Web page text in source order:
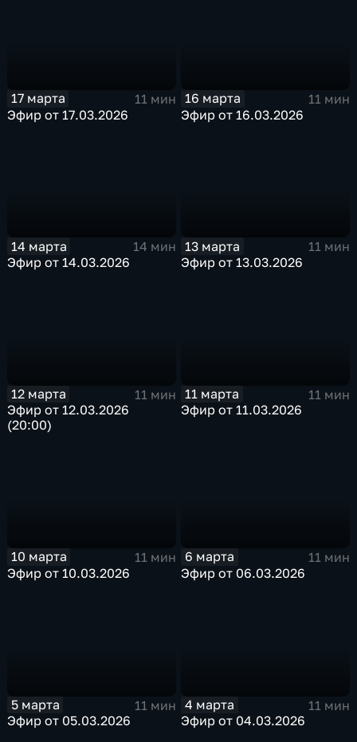
17 марта
11 мин
Эфир от 17.03.2026
16 марта
11 мин
Эфир от 16.03.2026
14 марта
14 мин
Эфир от 14.03.2026
13 марта
11 мин
Эфир от 13.03.2026
12 марта
11 мин
Эфир от 12.03.2026
(20:00)
11 марта
11 мин
Эфир от 11.03.2026
10 марта
11 мин
Эфир от 10.03.2026
6 марта
11 мин
Эфир от 06.03.2026
5 марта
11 мин
Эфир от 05.03.2026
4 марта
11 мин
Эфир от 04.03.2026